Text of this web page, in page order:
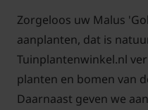
Zorgeloos uw Malus
aanplanten, dat is
Tuinplantenwinkel.nl
planten en bomen van
Daarnaast geven we